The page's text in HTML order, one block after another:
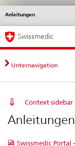
News,
Kontakt
News & Updates
Anleitungen
Sprachwahl
Service
Hauptnavigation
Swissmedic
Unternavigation
Context sidebar
Anleitungen
Swissmedic Portal